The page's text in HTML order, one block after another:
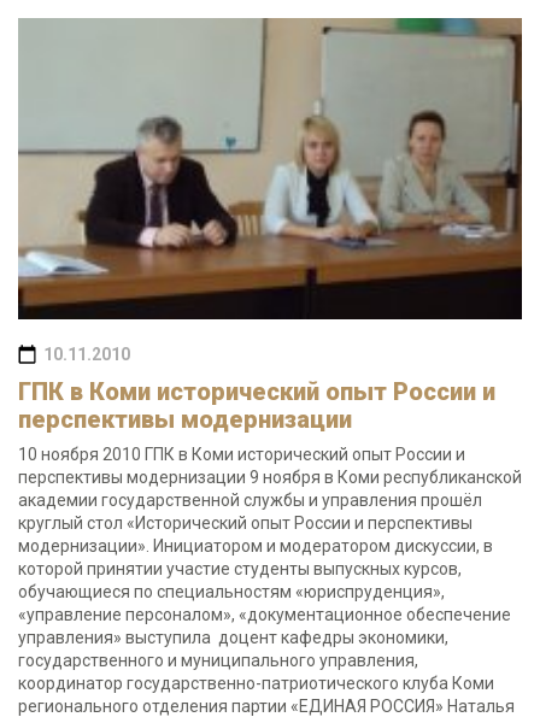
10.11.2010
ГПК в Коми исторический опыт России и
перспективы модернизации
10 ноября 2010 ГПК в Коми исторический опыт России и
перспективы модернизации 9 ноября в Коми республиканской
академии государственной службы и управления прошёл
круглый стол «Исторический опыт России и перспективы
модернизации». Инициатором и модератором дискуссии, в
которой принятии участие студенты выпускных курсов,
обучающиеся по специальностям «юриспруденция»,
«управление персоналом», «документационное обеспечение
управления» выступила доцент кафедры экономики,
государственного и муниципального управления,
координатор государственно-патриотического клуба Коми
регионального отделения партии «ЕДИНАЯ РОССИЯ» Наталья